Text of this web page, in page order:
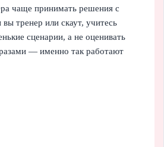
чаще принимать решения с
тренер или скаут, учитесь
сценарии, а не оценивать
— именно так работают